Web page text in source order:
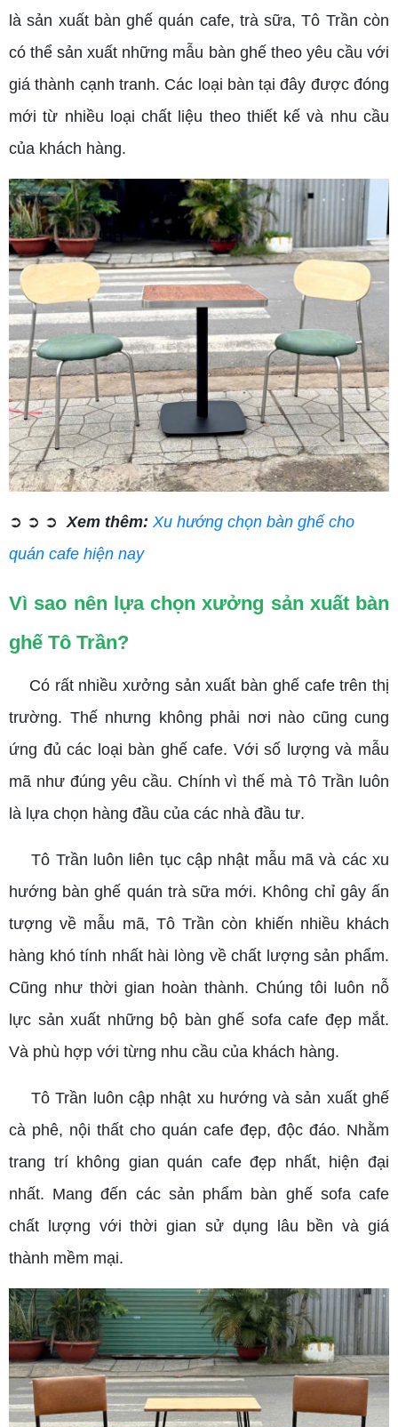
là sản xuất bàn ghế quán cafe, trà sữa, Tô Trần còn
có thể sản xuất những mẫu bàn ghế theo yêu cầu với
giá thành cạnh tranh. Các loại bàn tại đây được đóng
mới từ nhiều loại chất liệu theo thiết kế và nhu cầu
của khách hàng.
➲ ➲ ➲Xem thêm: Xu hướng chọn bàn ghế cho
quán cafe hiện nay
Vì sao nên lựa chọn xưởng sản xuất bàn
ghế Tô Trần?
Có rất nhiều xưởng sản xuất bàn ghế cafe trên thị
trường. Thế nhưng không phải nơi nào cũng cung
ứng đủ các loại bàn ghế cafe. Với số lượng và mẫu
mã như đúng yêu cầu. Chính vì thế mà Tô Trần luôn
là lựa chọn hàng đầu của các nhà đầu tư.
Tô Trần luôn liên tục cập nhật mẫu mã và các xu
hướng bàn ghế quán trà sữa mới. Không chỉ gây ấn
tượng về mẫu mã, Tô Trần còn khiến nhiều khách
hàng khó tính nhất hài lòng về chất lượng sản phẩm.
Cũng như thời gian hoàn thành. Chúng tôi luôn nỗ
lực sản xuất những bộ bàn ghế sofa cafe đẹp mắt.
Và phù hợp với từng nhu cầu của khách hàng.
Tô Trần luôn cập nhật xu hướng và sản xuất ghế
cà phê, nội thất cho quán cafe đẹp, độc đáo. Nhằm
trang trí không gian quán cafe đẹp nhất, hiện đại
nhất. Mang đến các sản phẩm bàn ghế sofa cafe
chất lượng với thời gian sử dụng lâu bền và giá
thành mềm mại.